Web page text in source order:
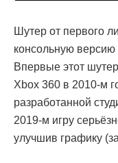
Шутер от первого
консольную
Впервые этот
Xbox 360 в 2010-м
разработанной
2019-м игру
улучшив графику